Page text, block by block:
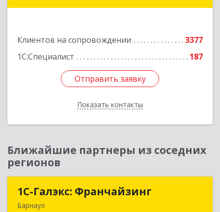
Клиентов на сопровождении
3377
1С:Специалист
187
Отправить заявку
Показать контакты
Отправить заявку
Назад
Ближайшие партнеры из соседних
регионов
1С-Галэкс: Франчайзинг
Барнаул
1С-Галэкс: Франчайзинг